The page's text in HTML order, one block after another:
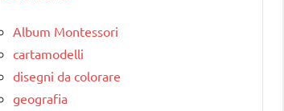
Album Montessori
cartamodelli
disegni da colorare
geografia